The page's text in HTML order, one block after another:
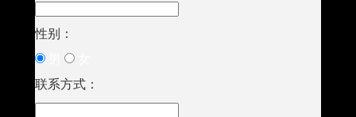
性别：
联系方式：